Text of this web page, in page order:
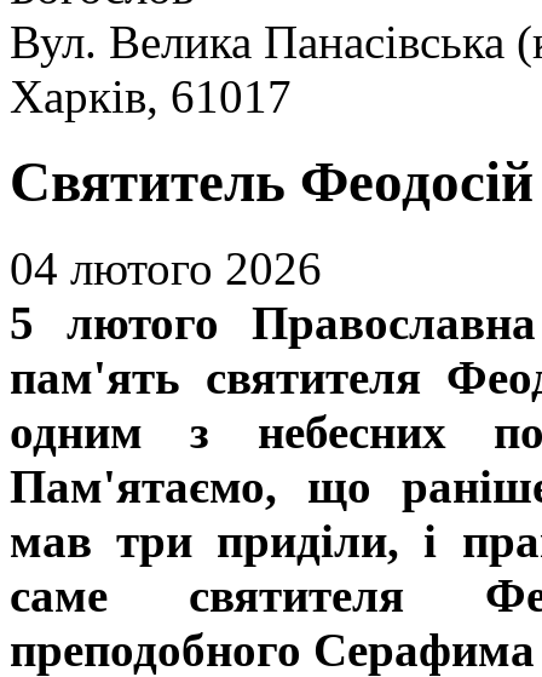
Вул. Велика Панасівська
Харків, 61017
Святитель
04 лютого 2026
5 лютого
пам'ять святителя
одним з небесних
Пам'ятаємо, що
мав три приділи, і
саме святителя
преподобного